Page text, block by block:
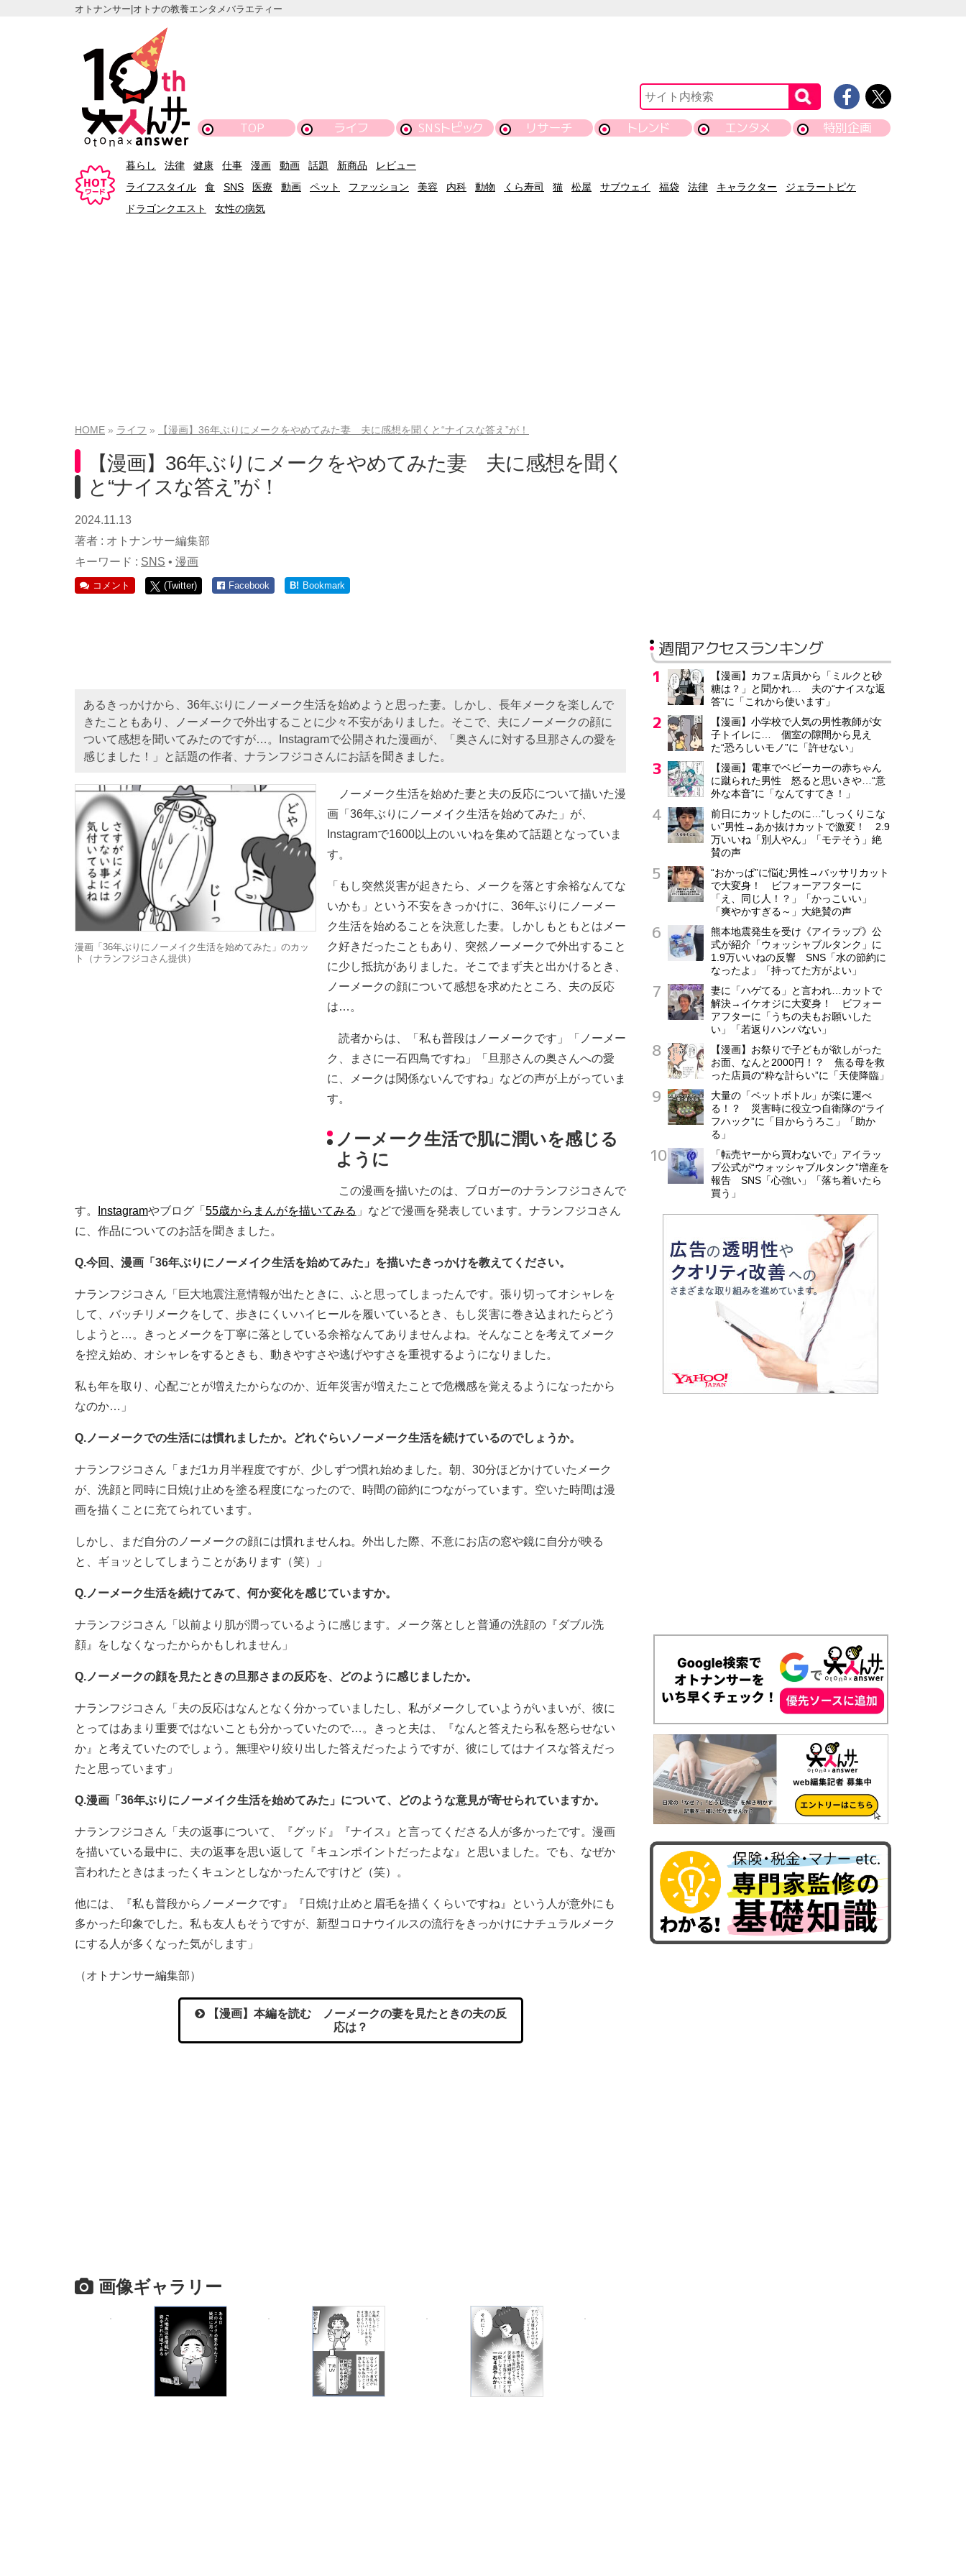
オトナンサー|オトナの教養エンタメバラエティー
TOP ライフ SNSトピック リサーチ トレンド エンタメ 特別企画
暮らし 法律 健康 仕事 漫画 動画 話題 新商品
レビュー
ライフスタイル
食 SNS 医療 動画 ペット ファッション 美容 内科 動物 くら寿司 猫 松屋 サブウェイ 福袋 法律 キャラクター
ジェラートピケ
ドラゴンクエスト
女性の病気
HOME ライフ 【漫画】36年ぶりにメークをやめてみた妻 夫に感想を聞くと“ナイスな答え”が！
【漫画】36年ぶりにメークをやめてみた妻 夫に感想を聞く
と“ナイスな答え”が！
2024.11.13
著者 : オトナンサー編集部
キーワード : SNS • 漫画
コメント (Twitter) Facebook B! Bookmark
あるきっかけから、36年ぶりにノーメーク生活を始めようと思った妻。しかし、長年メークを楽しんで
きたこともあり、ノーメークで外出することに少々不安がありました。そこで、夫にノーメークの顔に
ついて感想を聞いてみたのですが…。Instagramで公開された漫画が、「奥さんに対する旦那さんの愛を
感じました！」と話題の作者、ナランフジコさんにお話を聞きました。
漫画「36年ぶりにノーメイク生活を始めてみた」のカッ
ト（ナランフジコさん提供）
ノーメーク生活を始めた妻と夫の反応について描いた漫
画「36年ぶりにノーメイク生活を始めてみた」が、
Instagramで1600以上のいいねを集めて話題となっていま
す。
「もし突然災害が起きたら、メークを落とす余裕なんてな
いかも」という不安をきっかけに、36年ぶりにノーメー
ク生活を始めることを決意した妻。しかしもともとはメー
ク好きだったこともあり、突然ノーメークで外出すること
に少し抵抗がありました。そこでまず夫と出かけるとき、
ノーメークの顔について感想を求めたところ、夫の反応
は…。
読者からは、「私も普段はノーメークです」「ノーメー
ク、まさに一石四鳥ですね」「旦那さんの奥さんへの愛
に、メークは関係ないんですね」などの声が上がっていま
す。
ノーメーク生活で肌に潤いを感じる
ように
この漫画を描いたのは、ブロガーのナランフジコさんで
す。
Instagramやブログ「 55歳からまんがを描いてみる 」などで漫画を発表しています。ナランフジコさん
に、作品についてのお話を聞きました。
Q.今回、漫画「36年ぶりにノーメイク生活を始めてみた」を描いたきっかけを教えてください。
ナランフジコさん「巨大地震注意情報が出たときに、ふと思ってしまったんです。張り切ってオシャレを
して、バッチリメークをして、歩きにくいハイヒールを履いているとき、もし災害に巻き込まれたらどう
しようと…。きっとメークを丁寧に落としている余裕なんてありませんよね。そんなことを考えてメーク
を控え始め、オシャレをするときも、動きやすさや逃げやすさを重視するようになりました。
私も年を取り、心配ごとが増えたからなのか、近年災害が増えたことで危機感を覚えるようになったから
なのか…」
Q.ノーメークでの生活には慣れましたか。どれぐらいノーメーク生活を続けているのでしょうか。
ナランフジコさん「まだ1カ月半程度ですが、少しずつ慣れ始めました。朝、30分ほどかけていたメーク
が、洗顔と同時に日焼け止めを塗る程度になったので、時間の節約につながっています。空いた時間は漫
画を描くことに充てられています。
しかし、まだ自分のノーメークの顔には慣れませんね。外出した際、不意にお店の窓や鏡に自分が映る
と、ギョッとしてしまうことがあります（笑）」
Q.ノーメーク生活を続けてみて、何か変化を感じていますか。
ナランフジコさん「以前より肌が潤っているように感じます。メーク落としと普通の洗顔の『ダブル洗
顔』をしなくなったからかもしれません」
Q.ノーメークの顔を見たときの旦那さまの反応を、どのように感じましたか。
ナランフジコさん「夫の反応はなんとなく分かっていましたし、私がメークしていようがいまいが、彼に
とってはあまり重要ではないことも分かっていたので…。きっと夫は、『なんと答えたら私を怒らせない
か』と考えていたのでしょう。無理やり絞り出した答えだったようですが、彼にしてはナイスな答えだっ
たと思っています」
Q.漫画「36年ぶりにノーメイク生活を始めてみた」について、どのような意見が寄せられていますか。
ナランフジコさん「夫の返事について、『グッド』『ナイス』と言ってくださる人が多かったです。漫画
を描いている最中に、夫の返事を思い返して『キュンポイントだったよな』と思いました。でも、なぜか
言われたときはまったくキュンとしなかったんですけど（笑）。
他には、『私も普段からノーメークです』『日焼け止めと眉毛を描くくらいですね』という人が意外にも
多かった印象でした。私も友人もそうですが、新型コロナウイルスの流行をきっかけにナチュラルメーク
にする人が多くなった気がします」
（オトナンサー編集部）
【漫画】本編を読む ノーメークの妻を見たときの夫の反
応は？
画像ギャラリー
週間アクセスランキング
【漫画】カフェ店員から「ミルクと砂
糖は？」と聞かれ… 夫の“ナイスな返
答”に「これから使います」
【漫画】小学校で人気の男性教師が女
子トイレに… 個室の隙間から見え
た“恐ろしいモノ”に「許せない」
【漫画】電車でベビーカーの赤ちゃん
に蹴られた男性 怒ると思いきや…“意
外な本音”に「なんてすてき！」
前日にカットしたのに…“しっくりこな
い”男性→あか抜けカットで激変！ 2.9
万いいね「別人やん」「モテそう」絶
賛の声
“おかっぱ”に悩む男性→バッサリカット
で大変身！ ビフォーアフターに
「え、同じ人！？」「かっこいい」
「爽やかすぎる～」大絶賛の声
熊本地震発生を受け《アイラップ》公
式が紹介「ウォッシャブルタンク」に
1.9万いいねの反響 SNS「水の節約に
なったよ」「持ってた方がよい」
妻に「ハゲてる」と言われ…カットで
解決→イケオジに大変身！ ビフォー
アフターに「うちの夫もお願いした
い」「若返りハンパない」
【漫画】お祭りで子どもが欲しがった
お面、なんと2000円！？ 焦る母を救
った店員の“粋な計らい”に「天使降臨」
大量の「ペットボトル」が楽に運べ
る！？ 災害時に役立つ自衛隊の“ライ
フハック”に「目からうろこ」「助か
る」
「転売ヤーから買わないで」アイラッ
プ公式が“ウォッシャブルタンク”増産を
報告 SNS「心強い」「落ち着いたら
買う」